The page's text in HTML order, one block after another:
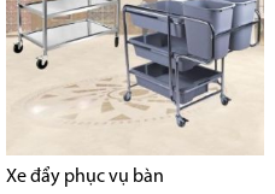
Xe đẩy phục vụ bàn